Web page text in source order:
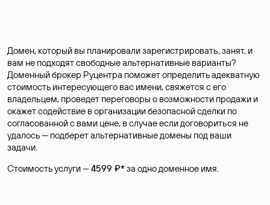
Домен, который вы планировали зарегистрировать, занят, и
вам не подходят свободные альтернативные варианты?
Доменный брокер Руцентра поможет определить адекватную
стоимость интересующего вас имени, свяжется с его
владельцем, проведет переговоры о возможности продажи и
окажет содействие в организации безопасной сделки по
согласованной с вами цене, в случае если договориться не
удалось — подберет альтернативные домены под ваши
задачи.
Стоимость услуги —4599 ₽*за одно доменное имя.